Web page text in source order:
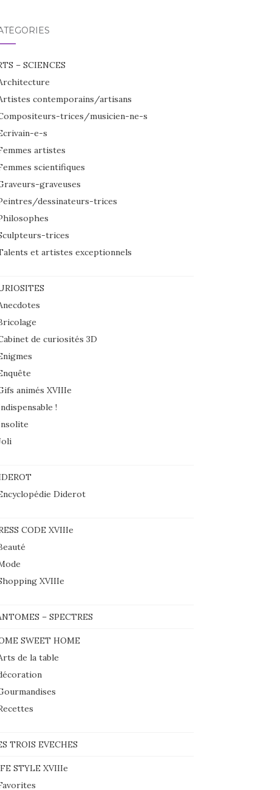
– SCIENCES
contemporains/artisans
trices/musicien-ne-s
e-s
artistes
scientifiques
graveuses
dessinateurs-trices
trices
et artistes exceptionnels
de curiosités 3D
animés XVIIIe
!
Diderot
CODE XVIIIe
XVIIIe
– SPECTRES
SWEET HOME
de la table
TROIS EVECHES
STYLE XVIIIe